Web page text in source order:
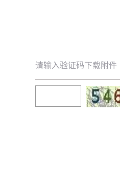
请输入验证码下载附件